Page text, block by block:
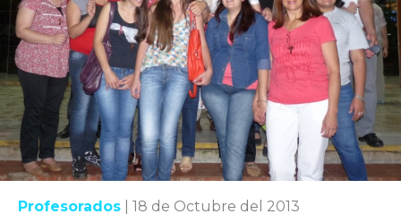
Profesorados 18 de Octubre del 2013